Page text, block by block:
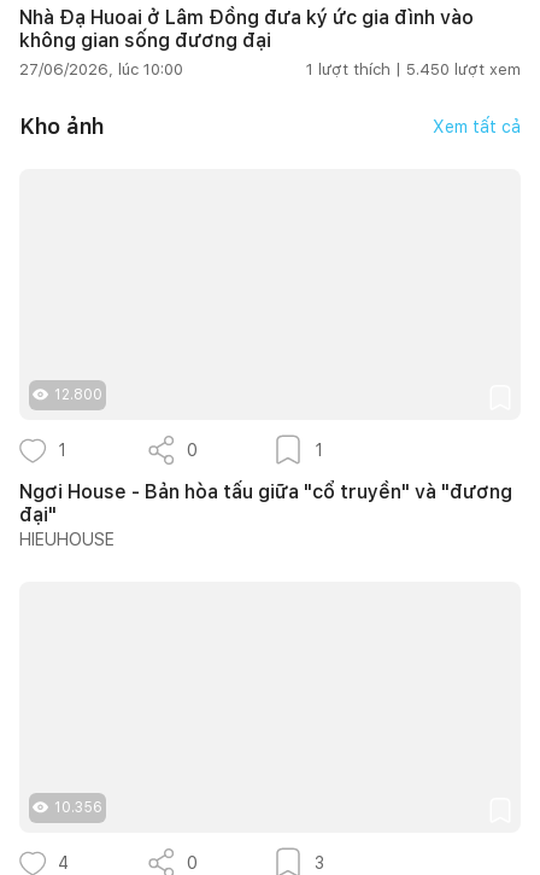
Nhà Đạ Huoai ở Lâm Đồng đưa ký ức gia đình vào
không gian sống đương đại
27/06/2026, lúc 10:00 1 lượt thích | 5.450 lượt xem
Kho ảnh Xem tất cả
12.800
1 0 1
Ngơi House - Bản hòa tấu giữa "cổ truyền" và "đương
đại"
HIEUHOUSE
10.356
4 0 3